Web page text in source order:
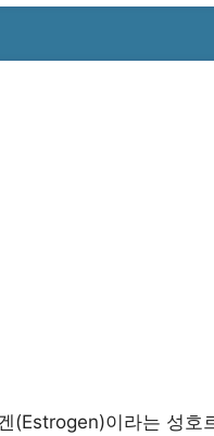
(Estrogen)이라는 성호